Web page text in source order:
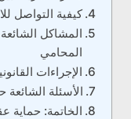
كيفية التواصل
المشاكل
المحامي
الإجراءات
الأسئلة
الخاتمة: حماية